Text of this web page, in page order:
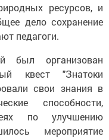
ресурсов, и
дело сохранение
педагоги.
организован
квест "Знатоки
свои знания в
способности,
по улучшению
мероприятие